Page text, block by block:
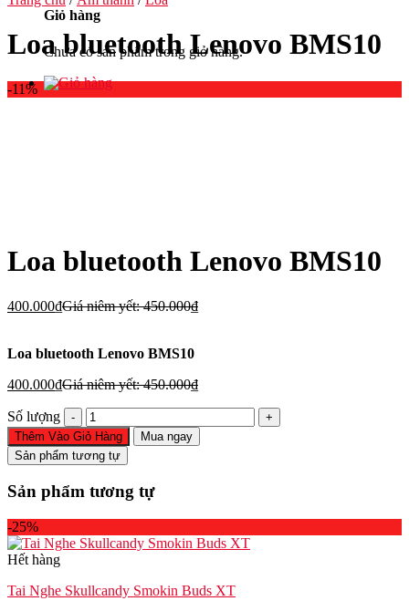
Giỏ hàng
Chưa có sản phẩm trong giỏ hàng.
Loa bluetooth Lenovo BMS10
-11%
Loa bluetooth Lenovo BMS10
400.000₫Giá niêm yết:450.000₫
Loa bluetooth Lenovo BMS10
400.000₫Giá niêm yết:450.000₫
Số lượng
Loa
bluetooth
Lenovo
BMS10
lượng
Thêm Vào Giỏ Hàng
Mua ngay
Sản phẩm tương tự
Sản phẩm tương tự
-25%
Hết hàng
Tai Nghe Skullcandy Smokin Buds XT